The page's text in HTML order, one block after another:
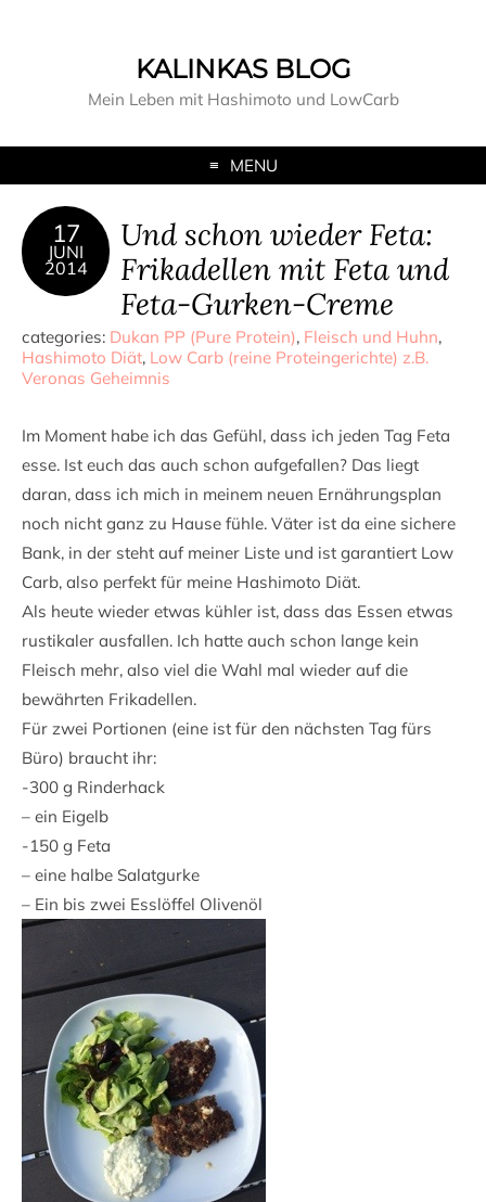
KALINKAS BLOG
Mein Leben mit Hashimoto und LowCarb
MENU
17
JUNI
2014
Und schon wieder Feta:
Frikadellen mit Feta und
Feta-Gurken-Creme
categories: Dukan PP (Pure Protein), Fleisch und Huhn,
Hashimoto Diät, Low Carb (reine Proteingerichte) z.B.
Veronas Geheimnis
Im Moment habe ich das Gefühl, dass ich jeden Tag Feta
esse. Ist euch das auch schon aufgefallen? Das liegt
daran, dass ich mich in meinem neuen Ernährungsplan
noch nicht ganz zu Hause fühle. Väter ist da eine sichere
Bank, in der steht auf meiner Liste und ist garantiert Low
Carb, also perfekt für meine Hashimoto Diät.
Als heute wieder etwas kühler ist, dass das Essen etwas
rustikaler ausfallen. Ich hatte auch schon lange kein
Fleisch mehr, also viel die Wahl mal wieder auf die
bewährten Frikadellen.
Für zwei Portionen (eine ist für den nächsten Tag fürs
Büro) braucht ihr:
-300 g Rinderhack
– ein Eigelb
-150 g Feta
– eine halbe Salatgurke
– Ein bis zwei Esslöffel Olivenöl